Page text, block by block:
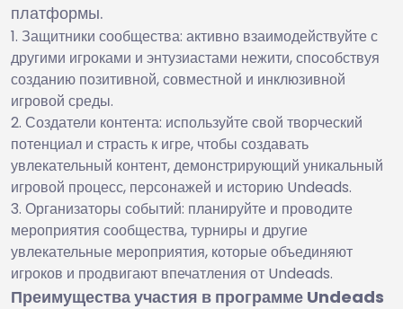
платформы.
Защитники сообщества: активно взаимодействуйте с
другими игроками и энтузиастами нежити, способствуя
созданию позитивной, совместной и инклюзивной
игровой среды.
Создатели контента: используйте свой творческий
потенциал и страсть к игре, чтобы создавать
увлекательный контент, демонстрирующий уникальный
игровой процесс, персонажей и историю Undeads.
Организаторы событий: планируйте и проводите
мероприятия сообщества, турниры и другие
увлекательные мероприятия, которые объединяют
игроков и продвигают впечатления от Undeads.
Преимущества участия в программе Undeads